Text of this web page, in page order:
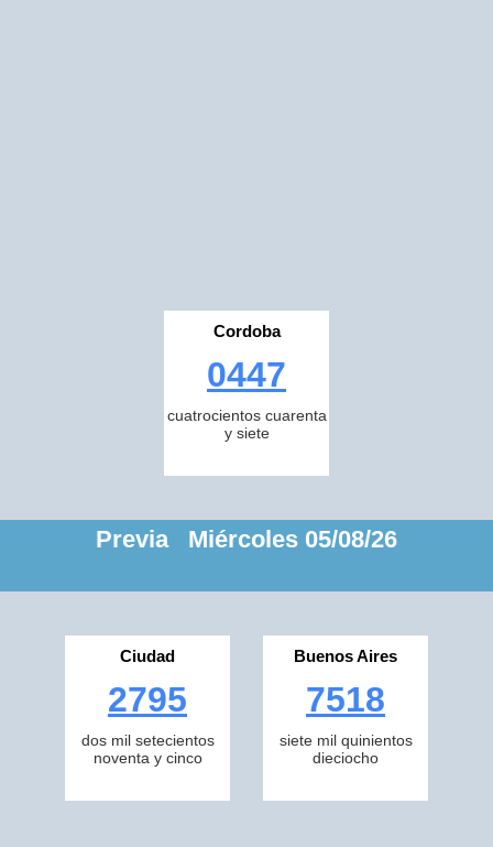
Cordoba
0447
cuatrocientos cuarenta
y siete
Previa Miércoles 05/08/26
Ciudad
2795
dos mil setecientos
noventa y cinco
Buenos Aires
7518
siete mil quinientos
dieciocho